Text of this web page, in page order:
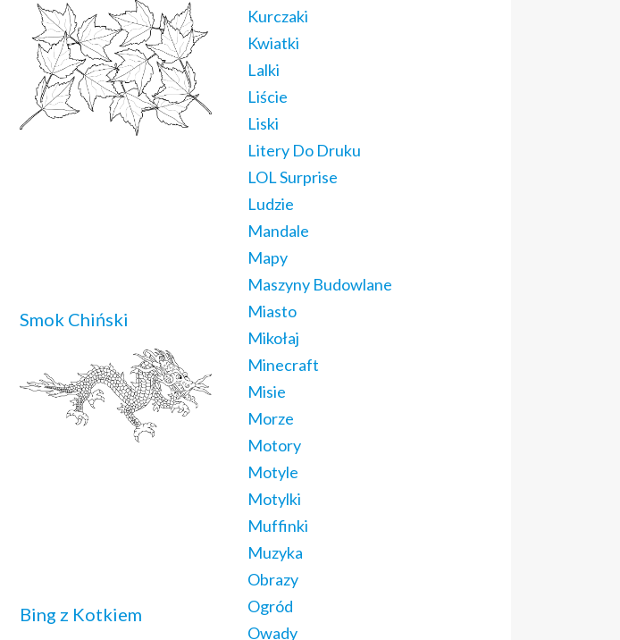
Smok Chiński
Bing z Kotkiem
Kurczaki
Kwiatki
Lalki
Liście
Liski
Litery Do Druku
LOL Surprise
Ludzie
Mandale
Mapy
Maszyny Budowlane
Miasto
Mikołaj
Minecraft
Misie
Morze
Motory
Motyle
Motylki
Muffinki
Muzyka
Obrazy
Ogród
Owady